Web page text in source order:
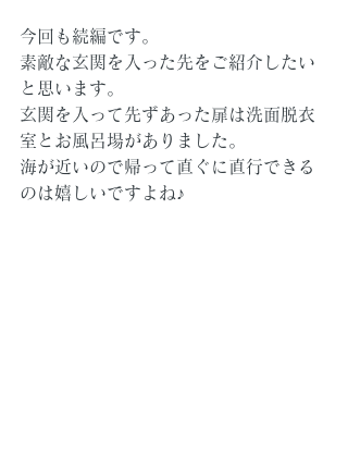
今回も続編です。
素敵な玄関を入った先をご紹介したい
と思います。
玄関を入って先ずあった扉は洗面脱衣
室とお風呂場がありました。
海が近いので帰って直ぐに直行できる
のは嬉しいですよね♪